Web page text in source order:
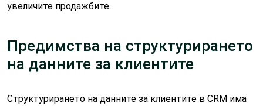
увеличите продажбите.
Предимства на структурирането
на данните за клиентите
Структурирането на данните за клиентите в CRM има